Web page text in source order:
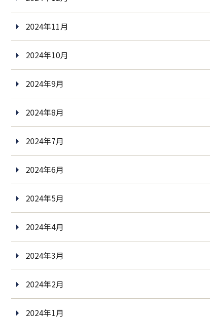
2024年11月
2024年10月
2024年9月
2024年8月
2024年7月
2024年6月
2024年5月
2024年4月
2024年3月
2024年2月
2024年1月